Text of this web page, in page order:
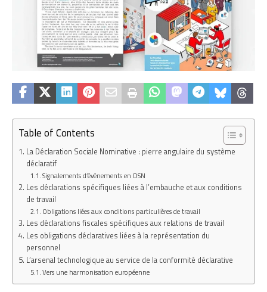
Table of Contents
La Déclaration Sociale Nominative : pierre angulaire du système
déclaratif
Signalements d’événements en DSN
Les déclarations spécifiques liées à l’embauche et aux conditions
de travail
Obligations liées aux conditions particulières de travail
Les déclarations fiscales spécifiques aux relations de travail
Les obligations déclaratives liées à la représentation du
personnel
L’arsenal technologique au service de la conformité déclarative
Vers une harmonisation européenne